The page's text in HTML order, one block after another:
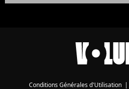
Conditions Générales d'Utilisation |